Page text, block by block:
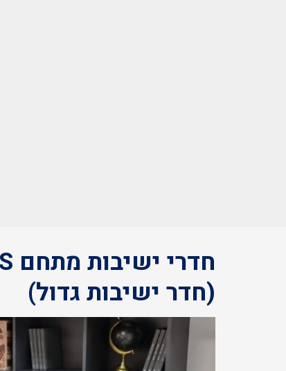
(חדר ישיבות גדול)